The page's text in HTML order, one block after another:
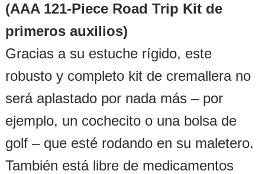
(AAA 121-Piece Road Trip Kit de
primeros auxilios)
Gracias a su estuche rígido, este
robusto y completo kit de cremallera no
será aplastado por nada más – por
ejemplo, un cochecito o una bolsa de
golf – que esté rodando en su maletero.
También está libre de medicamentos